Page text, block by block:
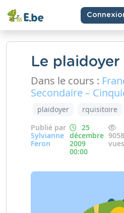
Le plaidoyer
Dans le cours :
Secondaire –
plaidoyer
rquisitoire
Publié par
Sylvianne
Feron
25
décembre
2009
00:00
9058
vues